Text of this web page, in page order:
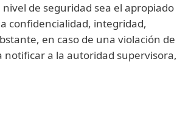
de seguridad sea el apropiado
confidencialidad, integridad,
en caso de una violación de
notificar a la autoridad supervisora,